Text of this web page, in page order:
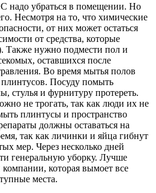
надо убраться в помещении. Но
Несмотря на то, что химические
от них может остаться
от средства, которые
Также нужно подмести пол и
оставшихся после
Во время мытья полов
Посуду помыть
стулья и фурнитуру протереть.
не трогать, так как люди их не
плинтусы и пространство
должны оставаться на
так как личинки и яйца гибнут
мер. Через несколько дней
генеральную уборку. Лучше
компании, которая вымоет все
места.